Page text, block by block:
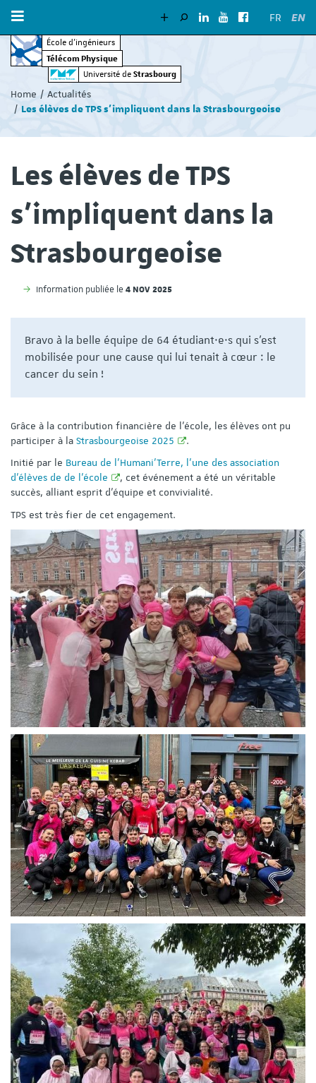
École d’ingénieurs
Télécom Physique
Université de Strasbourg
FR EN
êtes
ici
Home
Actualités
Les élèves de TPS s'impliquent dans la Strasbourgeoise
Les élèves de TPS
s'impliquent dans la
Strasbourgeoise
Information publiée le 4 NOV 2025
Bravo à la belle équipe de 64 étudiant·e·s qui s'est
mobilisée pour une cause qui lui tenait à cœur : le
cancer du sein !
Grâce à la contribution financière de l’école, les élèves ont pu
participer à la Strasbourgeoise 2025
.
Initié par le Bureau de l’Humani’Terre, l'une des association
d'élèves de de l'école
, cet événement a été un véritable
succès, alliant esprit d’équipe et convivialité.
TPS est très fier de cet engagement.